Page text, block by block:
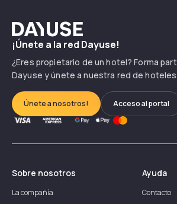
Dayuse
¡Únete a la red Dayuse!
¿Eres propietario de un hotel? Forma
Dayuse y únete a nuestra red de
Únete a nosotros! Acceso al portal
Sobre nosotros
La compañía
Ayuda
Contacto